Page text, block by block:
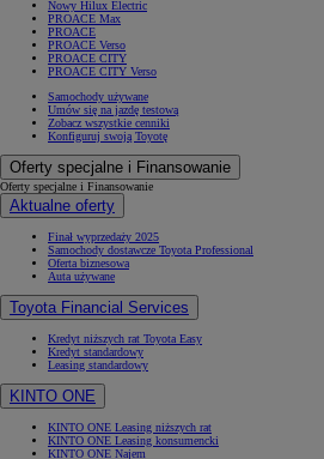
Nowy Hilux Electric
PROACE Max
PROACE
PROACE Verso
PROACE CITY
PROACE CITY Verso
Samochody używane
Umów się na jazdę testową
Zobacz wszystkie cenniki
Konfiguruj swoją Toyotę
Oferty specjalne i Finansowanie
Oferty specjalne i Finansowanie
Aktualne oferty
Finał wyprzedaży 2025
Samochody dostawcze Toyota Professional
Oferta biznesowa
Auta używane
Toyota Financial Services
Kredyt niższych rat Toyota Easy
Kredyt standardowy
Leasing standardowy
KINTO ONE
KINTO ONE Leasing niższych rat
KINTO ONE Leasing konsumencki
KINTO ONE Najem